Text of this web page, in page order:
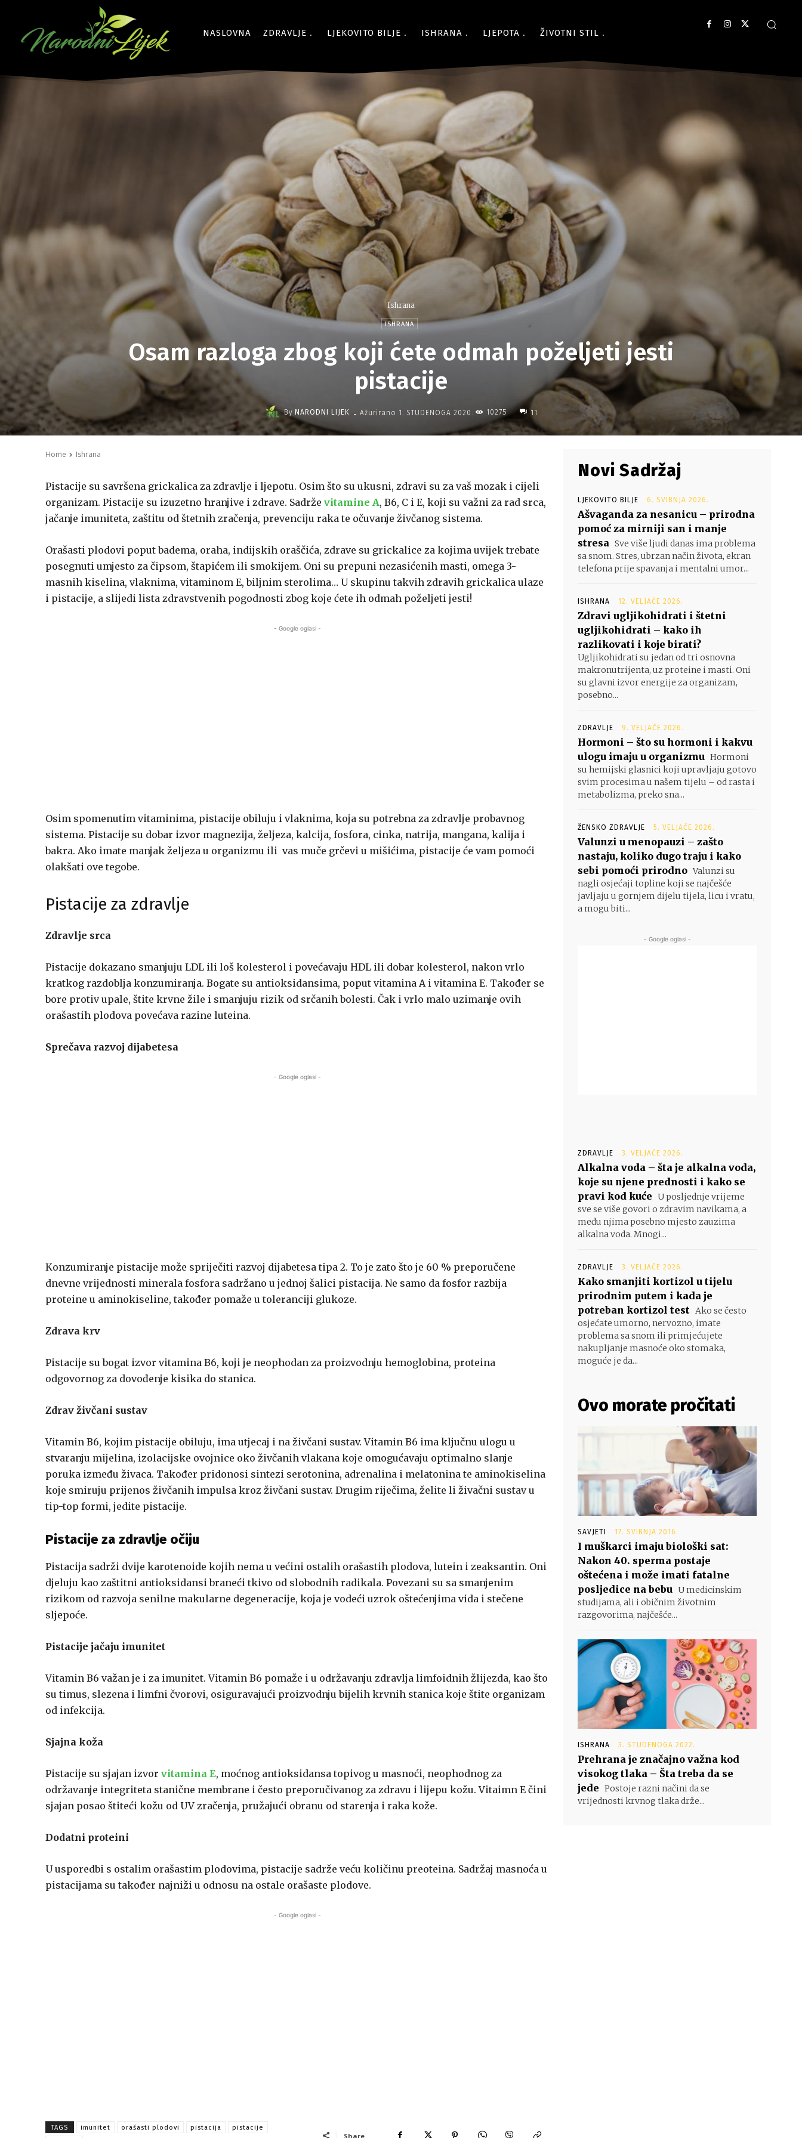
NASLOVNA ZDRAVLJE LJEKOVITO BILJE ISHRANA LJEPOTA ŽIVOTNI STIL
Ishrana
ISHRANA
Osam razloga zbog koji ćete odmah poželjeti jesti
pistacije
By NARODNI LIJEK - Ažurirano 1. STUDENOGA 2020. 10275 11
Home Ishrana
Pistacije su savršena grickalica za zdravlje i ljepotu. Osim što su ukusni, zdravi su za vaš mozak i cijeli
organizam. Pistacije su izuzetno hranjive i zdrave. Sadrže vitamine A, B6, C i E, koji su važni za rad srca,
jačanje imuniteta, zaštitu od štetnih zračenja, prevenciju raka te očuvanje živčanog sistema.
Orašasti plodovi poput badema, oraha, indijskih oraščića, zdrave su grickalice za kojima uvijek trebate
posegnuti umjesto za čipsom, štapićem ili smokijem. Oni su prepuni nezasićenih masti, omega 3-
masnih kiselina, vlaknima, vitaminom E, biljnim sterolima… U skupinu takvih zdravih grickalica ulaze
i pistacije, a slijedi lista zdravstvenih pogodnosti zbog koje ćete ih odmah poželjeti jesti!
- Google oglasi -
Osim spomenutim vitaminima, pistacije obiluju i vlaknima, koja su potrebna za zdravlje probavnog
sistema. Pistacije su dobar izvor magnezija, željeza, kalcija, fosfora, cinka, natrija, mangana, kalija i
bakra. Ako imate manjak željeza u organizmu ili vas muče grčevi u mišićima, pistacije će vam pomoći
olakšati ove tegobe.
Pistacije za zdravlje
Zdravlje srca
Pistacije dokazano smanjuju LDL ili loš kolesterol i povećavaju HDL ili dobar kolesterol, nakon vrlo
kratkog razdoblja konzumiranja. Bogate su antioksidansima, poput vitamina A i vitamina E. Također se
bore protiv upale, štite krvne žile i smanjuju rizik od srčanih bolesti. Čak i vrlo malo uzimanje ovih
orašastih plodova povećava razine luteina.
Sprečava razvoj dijabetesa
- Google oglasi -
Konzumiranje pistacije može spriječiti razvoj dijabetesa tipa 2. To je zato što je 60 % preporučene
dnevne vrijednosti minerala fosfora sadržano u jednoj šalici pistacija. Ne samo da fosfor razbija
proteine u aminokiseline, također pomaže u toleranciji glukoze.
Zdrava krv
Pistacije su bogat izvor vitamina B6, koji je neophodan za proizvodnju hemoglobina, proteina
odgovornog za dovođenje kisika do stanica.
Zdrav živčani sustav
Vitamin B6, kojim pistacije obiluju, ima utjecaj i na živčani sustav. Vitamin B6 ima ključnu ulogu u
stvaranju mijelina, izolacijske ovojnice oko živčanih vlakana koje omogućavaju optimalno slanje
poruka između živaca. Također pridonosi sintezi serotonina, adrenalina i melatonina te aminokiselina
koje smiruju prijenos živčanih impulsa kroz živčani sustav. Drugim riječima, želite li živačni sustav u
tip-top formi, jedite pistacije.
Pistacije za zdravlje očiju
Pistacija sadrži dvije karotenoide kojih nema u većini ostalih orašastih plodova, lutein i zeaksantin. Oni
djeluju kao zaštitni antioksidansi braneći tkivo od slobodnih radikala. Povezani su sa smanjenim
rizikom od razvoja senilne makularne degeneracije, koja je vodeći uzrok oštećenjima vida i stečene
sljepoće.
Pistacije jačaju imunitet
Vitamin B6 važan je i za imunitet. Vitamin B6 pomaže i u održavanju zdravlja limfoidnih žlijezda, kao što
su timus, slezena i limfni čvorovi, osiguravajući proizvodnju bijelih krvnih stanica koje štite organizam
od infekcija.
Sjajna koža
Pistacije su sjajan izvor vitamina E, moćnog antioksidansa topivog u masnoći, neophodnog za
održavanje integriteta stanične membrane i često preporučivanog za zdravu i lijepu kožu. Vitaimn E čini
sjajan posao štiteći kožu od UV zračenja, pružajući obranu od starenja i raka kože.
Dodatni proteini
U usporedbi s ostalim orašastim plodovima, pistacije sadrže veću količinu preoteina. Sadržaj masnoća u
pistacijama su također najniži u odnosu na ostale orašaste plodove.
- Google oglasi -
TAGS imunitet orašasti plodovi pistacija pistacije
Share
Novi Sadržaj
LJEKOVITO BILJE 6. SVIBNJA 2026.
Ašvaganda za nesanicu – prirodna
pomoć za mirniji san i manje
stresa Sve više ljudi danas ima problema
sa snom. Stres, ubrzan način života, ekran
telefona prije spavanja i mentalni umor...
ISHRANA 12. VELJAČE 2026.
Zdravi ugljikohidrati i štetni
ugljikohidrati – kako ih
razlikovati i koje birati?
Ugljikohidrati su jedan od tri osnovna
makronutrijenta, uz proteine i masti. Oni
su glavni izvor energije za organizam,
posebno...
ZDRAVLJE 9. VELJAČE 2026.
Hormoni – što su hormoni i kakvu
ulogu imaju u organizmu Hormoni
su hemijski glasnici koji upravljaju gotovo
svim procesima u našem tijelu – od rasta i
metabolizma, preko sna...
ŽENSKO ZDRAVLJE 5. VELJAČE 2026.
Valunzi u menopauzi – zašto
nastaju, koliko dugo traju i kako
sebi pomoći prirodno Valunzi su
nagli osjećaji topline koji se najčešće
javljaju u gornjem dijelu tijela, licu i vratu,
a mogu biti...
- Google oglasi -
ZDRAVLJE 3. VELJAČE 2026.
Alkalna voda – šta je alkalna voda,
koje su njene prednosti i kako se
pravi kod kuće U posljednje vrijeme
sve se više govori o zdravim navikama, a
među njima posebno mjesto zauzima
alkalna voda. Mnogi...
ZDRAVLJE 3. VELJAČE 2026.
Kako smanjiti kortizol u tijelu
prirodnim putem i kada je
potreban kortizol test Ako se često
osjećate umorno, nervozno, imate
problema sa snom ili primjećujete
nakupljanje masnoće oko stomaka,
moguće je da...
Ovo morate pročitati
SAVJETI 17. SVIBNJA 2016.
I muškarci imaju biološki sat:
Nakon 40. sperma postaje
oštećena i može imati fatalne
posljedice na bebu U medicinskim
studijama, ali i običnim životnim
razgovorima, najčešće...
ISHRANA 3. STUDENOGA 2022.
Prehrana je značajno važna kod
visokog tlaka – Šta treba da se
jede Postoje razni načini da se
vrijednosti krvnog tlaka drže...